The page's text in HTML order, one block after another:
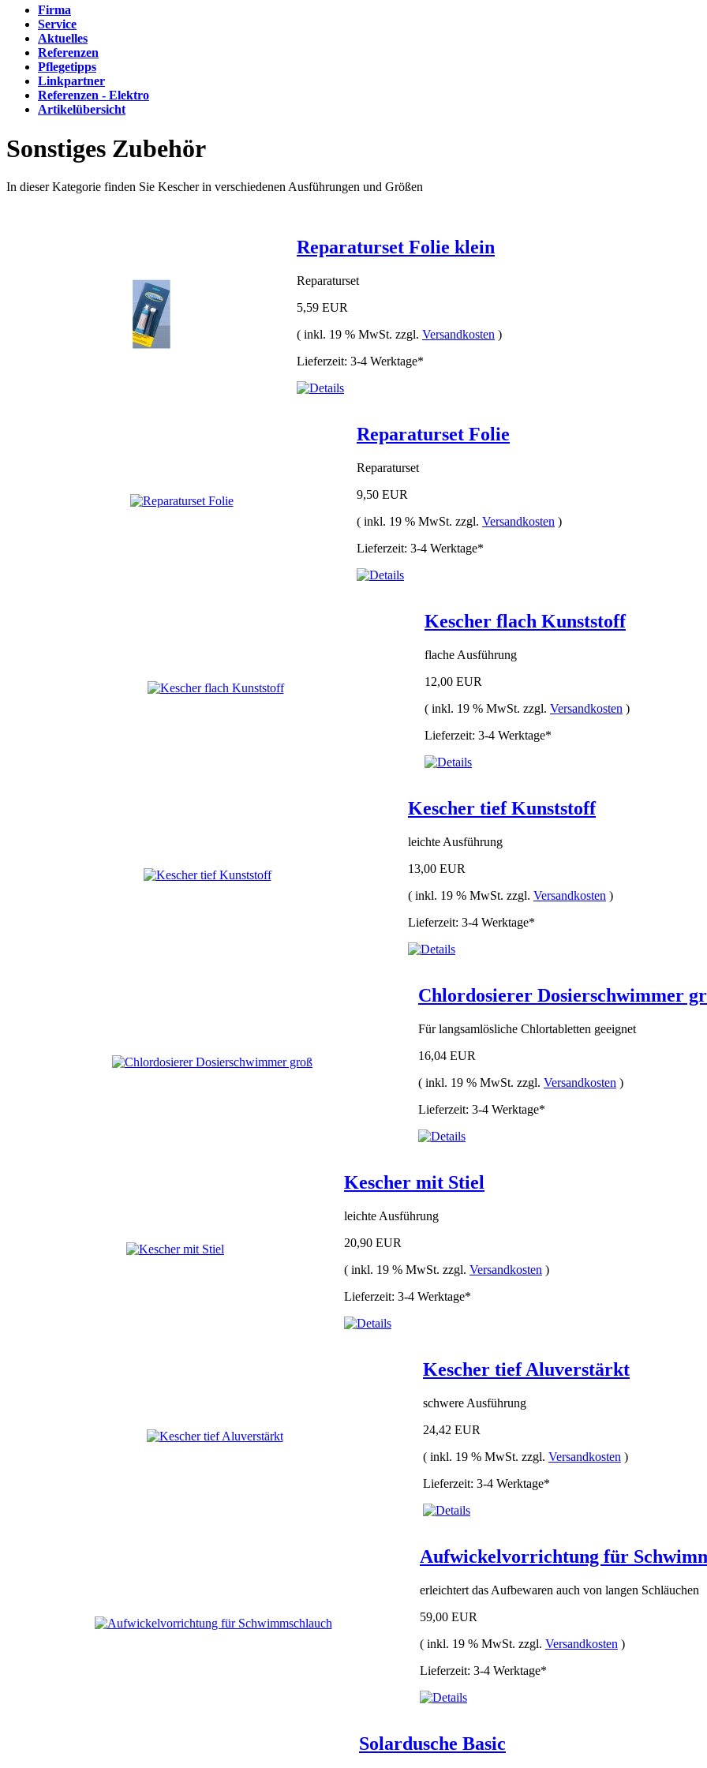
Firma
Service
Aktuelles
Referenzen
Pflegetipps
Linkpartner
Referenzen - Elektro
Artikelübersicht
Sonstiges Zubehör
In dieser Kategorie finden Sie Kescher in verschiedenen Ausführungen und Größen
Reparaturset Folie klein
Reparaturset
5,59 EUR
( inkl. 19 % MwSt. zzgl. Versandkosten )
Lieferzeit: 3-4 Werktage*
Reparaturset Folie
Reparaturset
9,50 EUR
( inkl. 19 % MwSt. zzgl. Versandkosten )
Lieferzeit: 3-4 Werktage*
Kescher flach Kunststoff
flache Ausführung
12,00 EUR
( inkl. 19 % MwSt. zzgl. Versandkosten )
Lieferzeit: 3-4 Werktage*
Kescher tief Kunststoff
leichte Ausführung
13,00 EUR
( inkl. 19 % MwSt. zzgl. Versandkosten )
Lieferzeit: 3-4 Werktage*
Chlordosierer Dosierschwimmer
Für langsamlösliche Chlortabletten geeignet
16,04 EUR
( inkl. 19 % MwSt. zzgl. Versandkosten )
Lieferzeit: 3-4 Werktage*
Kescher mit Stiel
leichte Ausführung
20,90 EUR
( inkl. 19 % MwSt. zzgl. Versandkosten )
Lieferzeit: 3-4 Werktage*
Kescher tief Aluverstärkt
schwere Ausführung
24,42 EUR
( inkl. 19 % MwSt. zzgl. Versandkosten )
Lieferzeit: 3-4 Werktage*
Aufwickelvorrichtung für
erleichtert das Aufbewaren auch von langen Schläuchen
59,00 EUR
( inkl. 19 % MwSt. zzgl. Versandkosten )
Lieferzeit: 3-4 Werktage*
Solardusche Basic